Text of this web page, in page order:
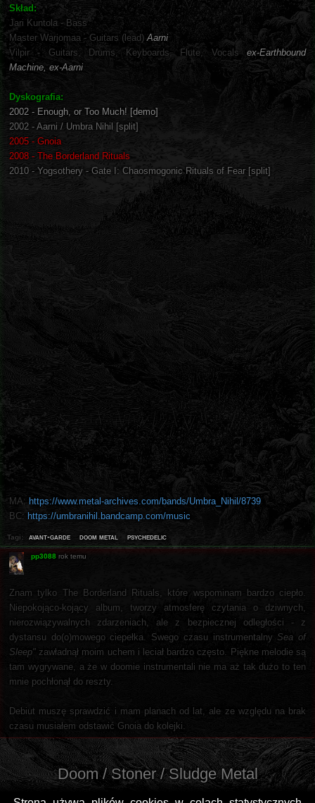
Skład:
Jari Kuntola - Bass
Master Warjomaa - Guitars (lead)Aarni
Vilpir - Guitars, Drums, Keyboards, Flute, Vocals ex-Earthbound
Machine, ex-Aarni
Dyskografia:
2002 - Enough, or Too Much! [demo]
2002 - Aarni / Umbra Nihil [split]
2005 - Gnoia
2008 - The Borderland Rituals
2010 - Yogsothery - Gate I: Chaosmogonic Rituals of Fear [split]
MA: https://www.metal-archives.com/bands/Umbra_Nihil/8739
BC: https://umbranihil.bandcamp.com/music
Tagi: avant-garde doom metal psychedelic
pp3088 rok temu
Znam tylko The Borderland Rituals, które wspominam bardzo ciepło.
Niepokojąco-kojący album, tworzy atmosferę czytania o dziwnych,
nierozwiązywalnych zdarzeniach, ale z bezpiecznej odległości - z
dystansu do(o)mowego ciepełka. Swego czasu instrumentalny Sea of
Sleep" zawładnął moim uchem i leciał bardzo często. Piękne melodie są
tam wygrywane, a że w doomie instrumentali nie ma aż tak dużo to ten
mnie pochłonął do reszty.
Debiut muszę sprawdzić i mam planach od lat, ale ze względu na brak
czasu musiałem odstawić Gnoia do kolejki.
Doom / Stoner / Sludge Metal